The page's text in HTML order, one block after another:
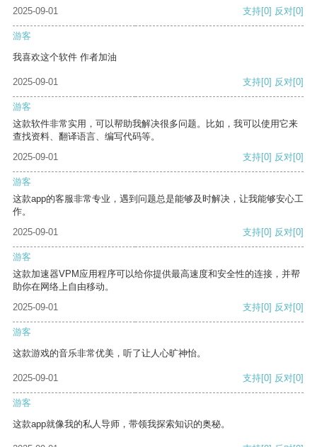
2025-09-01 支持[0] 反对[0]
游客
我喜欢这个软件 作者加油
2025-09-01 支持[0] 反对[0]
游客
这款软件非常实用，可以帮助我解决很多问题。比如，我可以使用它来
查找资料、翻译语言、编写代码等。
2025-09-01
支持[0] 反对[0]
游客
这款app的客服非常专业，遇到问题总是能够及时解决，让我能够安心工
作。
2025-09-01
支持[0] 反对[0]
游客
这款加速器VPM应用程序可以给你提供最高速度和安全性的连接，并帮
助你在网络上自由移动。
2025-09-01
支持[0] 反对[0]
游客
这款游戏的音乐非常优美，听了让人心旷神怡。
2025-09-01 支持[0] 反对[0]
游客
这款app就像我的私人导师，带领我探索知识的奥秘。